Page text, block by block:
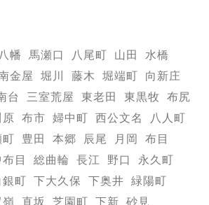
八幡 馬瀬口 八尾町 山田
水橋
金屋 堀川 藤木 堀端町
向新庄
台 三室荒屋 東老田 東黒牧
布尻
布市 婦中町 西公文名
八人町
町 豊田 本郷 辰尾 月岡
布目
布目 総曲輪 長江 野口
永久町
銀町 下大久保 下奥井
緑陽町
直坂 芝園町 下新
砂見